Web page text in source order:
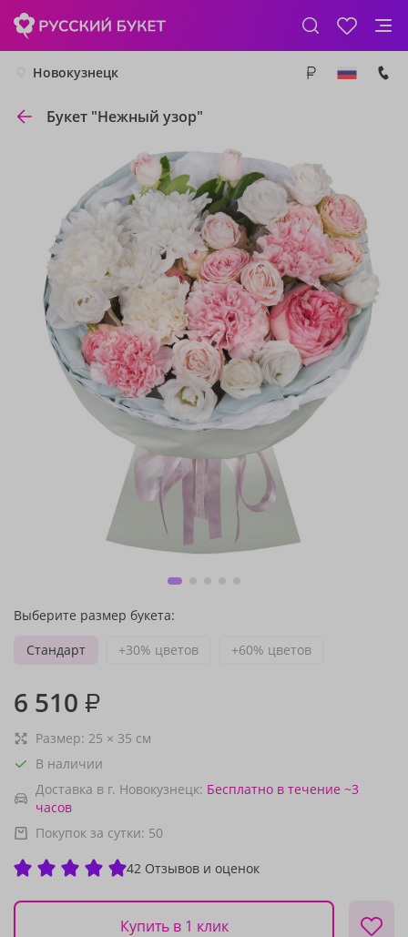
Новокузнецк
Букет "Нежный узор"
Выберите размер букета:
Стандарт
+30% цветов +60% цветов
6 510 ₽
Размер: 25 × 35 см
В наличии
Доставка в г. Новокузнецк: Бесплатно в течение ~3
часов
Покупок за сутки: 50
42 Отзывов и оценок
Купить в 1 клик